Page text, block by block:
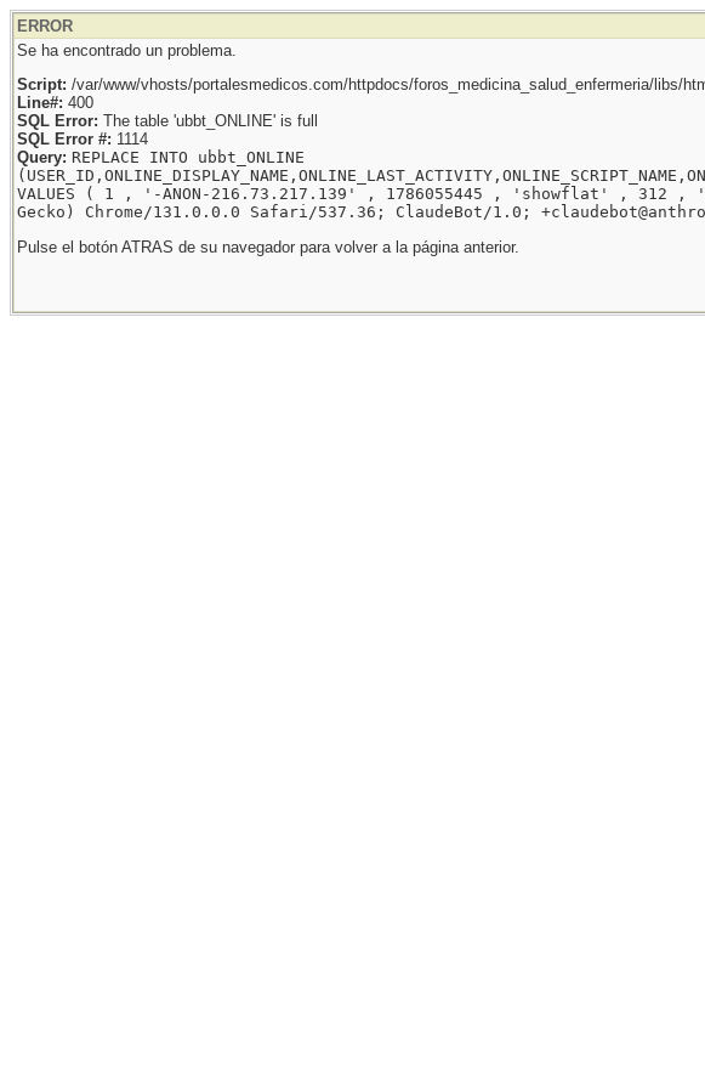
ERROR
Se ha encontrado un problema.
Script: /var/www/vhosts/portalesmedicos.com/httpdocs/foros_medicina_salud_enfermeria/libs/
Line#: 400
SQL Error: The table 'ubbt_ONLINE' is full
SQL Error #: 1114
Query: REPLACE INTO ubbt_ONLINE
VALUES ( 1 , '-ANON-216.73.217.139' , 1786055445 , 'showflat' ,
Gecko) Chrome/131.0.0.0 Safari/537.36; ClaudeBot/1.0;
Pulse el botón ATRAS de su navegador para volver a la página anterior.